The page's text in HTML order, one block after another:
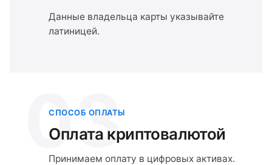
Данные владельца карты указывайте
латиницей.
03
СПОСОБ ОПЛАТЫ
Оплата криптовалютой
Принимаем оплату в цифровых активах.